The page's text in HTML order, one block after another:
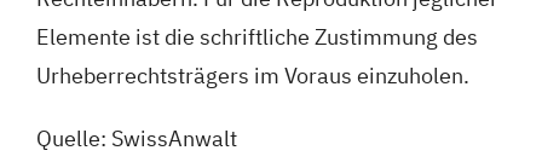
Elemente ist die schriftliche Zustimmung des
Urheberrechtsträgers im Voraus einzuholen.
Quelle: SwissAnwalt